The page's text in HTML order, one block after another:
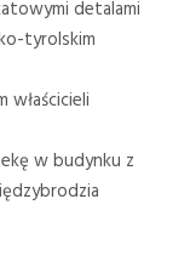
detalami
tyrolskim
w budynku z